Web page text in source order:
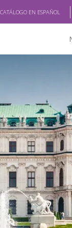
EN ESPAÑOL